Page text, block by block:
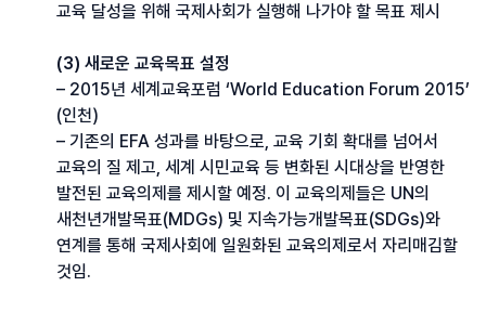
교육 달성을 위해 국제사회가 실행해 나가야 할 목표 제시
(3) 새로운 교육목표 설정
– 2015년 세계교육포럼 ‘World Education Forum 2015’
(인천)
– 기존의 EFA 성과를 바탕으로, 교육 기회 확대를 넘어서
교육의 질 제고, 세계 시민교육 등 변화된 시대상을 반영한
발전된 교육의제를 제시할 예정. 이 교육의제들은 UN의
새천년개발목표(MDGs) 및 지속가능개발목표(SDGs)와
연계를 통해 국제사회에 일원화된 교육의제로서 자리매김할
것임.